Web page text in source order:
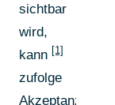
sichtbar
wird,
kann [1]
zufolge
Akzeptanzraten